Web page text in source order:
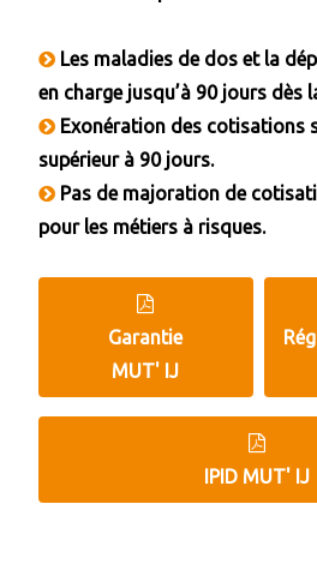
Les maladies de dos et la
en charge jusqu’à 90 jours dès
Exonération des cotisations
supérieur à 90 jours.
Pas de majoration de
pour les métiers à risques.
Garantie
MUT' IJ
IPID MUT' IJ